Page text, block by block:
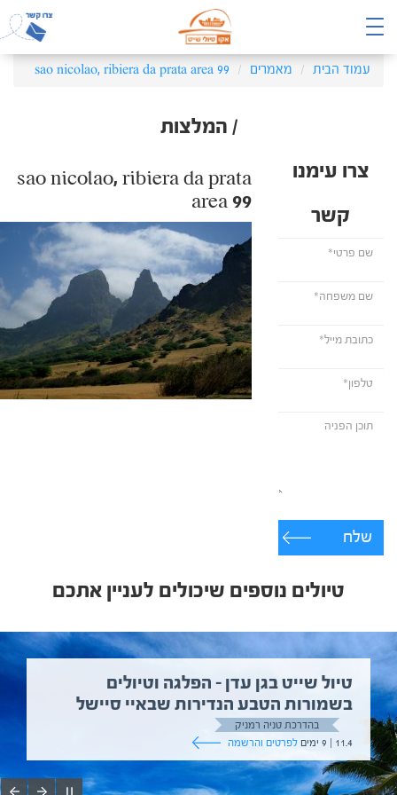
עמוד הבית מאמרים sao nicolao, ribiera da prata area 99
/ המלצות
צרו עימנו
קשר
שלח
sao nicolao, ribiera da prata
area 99
טיולים נוספים שיכולים לעניין אתכם
טיול שייט בגן עדן – הפלגה וטיולים
בשמורות הטבע הנדירות שבאיי סיישל
בהדרכת טניה רמניק
11.4 | 9 ימים
לפרטים והרשמה